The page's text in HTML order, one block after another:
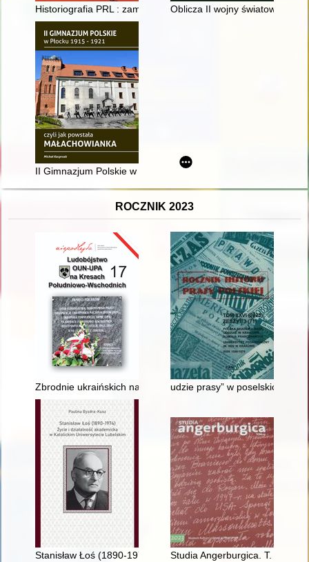
Historiografia PRL : zamiast podręcznikaOblicza II wojny światowej w
II Gimnazjum Polskie w Płocku 1915-1921, czyli jak powstała
ROCZNIK 2023
Zbrodnie ukraińskich nacjonalistów na mieszkańcach
udzie prasy” w poselskich
Stanisław Łoś (1890-1974) : życie i działalność akademicka
Studia Angerburgica. T. 19